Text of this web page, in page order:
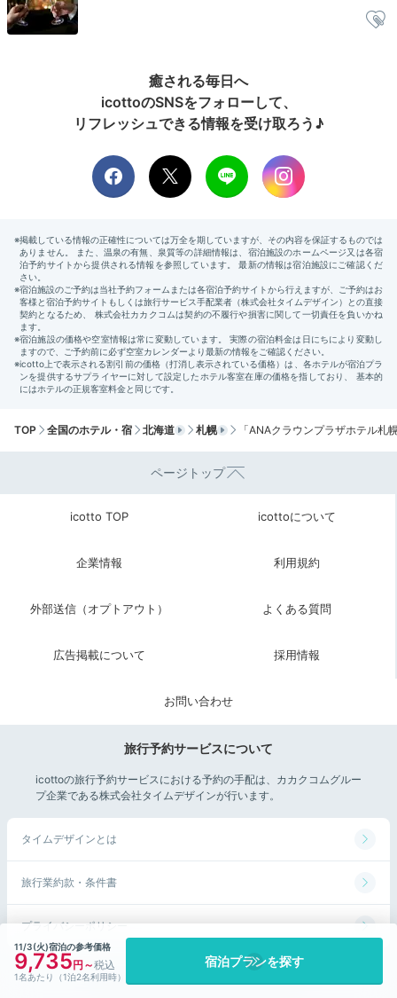
チェックアウト時間までのんびり過ごしましょう。ホテ
ル周辺をお散歩したり、お土産を買ったり。お土産は、
ニ「セイコーマート」で選んでも◎
Check-out
13:00
ぐっすり眠ってお腹も満足
豊富なアメニティやフィットネスルーム、テイクアウト
ビスが充実している「ANAクラウンプラザホテル札
すめ。有名紅茶ブランド「TWG」の飲み放題が付いたランチも大好
札幌市時計台 北海道庁旧本庁舎
11/3(火)宿泊の参考価格
9,735
1名あたり（1泊2名利用時）
宿泊プランを探す
癒される毎日へ
icottoのSNSをフォローして、
リフレッシュできる情報を受け取ろう♪
TOP 全国のホテル・宿 北海道 札幌 「ANAクラウンプラザホテル札
ページトップ
icotto TOP icottoについて
企業情報 利用規約
外部送信（オプトアウト） よくある質問
広告掲載について 採用情報
お問い合わせ
旅行予約サービスについて
icottoの旅行予約サービスにおける予約の手配は、カカクコムグルー
プ企業である株式会社タイムデザインが行います。
タイムデザインとは
旅行業約款・条件書
プライバシーポリシー
©Kakaku.com, Inc. All Rights Reserved.